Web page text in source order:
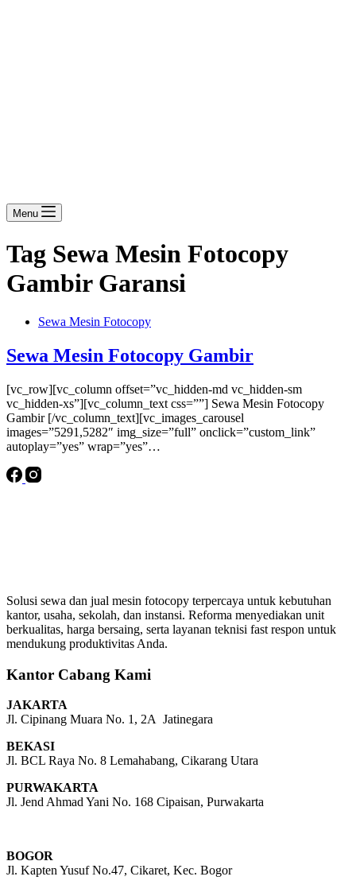
Menu
Tag Sewa Mesin Fotocopy
Gambir Garansi
Sewa Mesin Fotocopy
Sewa Mesin Fotocopy Gambir
[vc_row][vc_column offset=”vc_hidden-md vc_hidden-sm
vc_hidden-xs”][vc_column_text css=””] Sewa Mesin Fotocopy
Gambir [/vc_column_text][vc_images_carousel
images=”5291,5282″ img_size=”full” onclick=”custom_link”
autoplay=”yes” wrap=”yes”…
Solusi sewa dan jual mesin fotocopy terpercaya untuk kebutuhan
kantor, usaha, sekolah, dan instansi. Reforma menyediakan unit
berkualitas, harga bersaing, serta layanan teknisi fast respon untuk
mendukung produktivitas Anda.
Kantor Cabang Kami
JAKARTA
Jl. Cipinang Muara No. 1, 2A Jatinegara
BEKASI
Jl. BCL Raya No. 8 Lemahabang, Cikarang Utara
PURWAKARTA
Jl. Jend Ahmad Yani No. 168 Cipaisan, Purwakarta
BOGOR
Jl. Kapten Yusuf No.47, Cikaret, Kec. Bogor